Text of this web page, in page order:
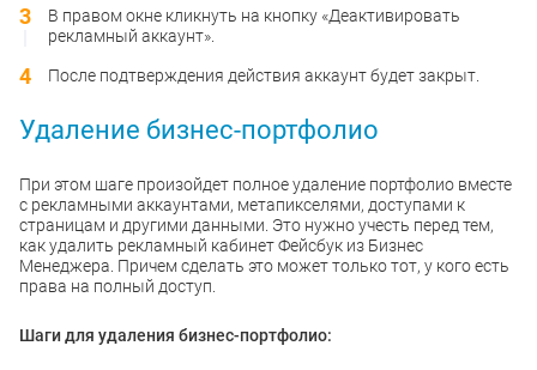
В правом окне кликнуть на кнопку «Деактивировать
рекламный аккаунт».
После подтверждения действия аккаунт будет закрыт.
Удаление бизнес-портфолио
При этом шаге произойдет полное удаление портфолио вместе
с рекламными аккаунтами, метапикселями, доступами к
страницам и другими данными. Это нужно учесть перед тем,
как удалить рекламный кабинет Фейсбук из Бизнес
Менеджера. Причем сделать это может только тот, у кого есть
права на полный доступ.
Шаги для удаления бизнес-портфолио: